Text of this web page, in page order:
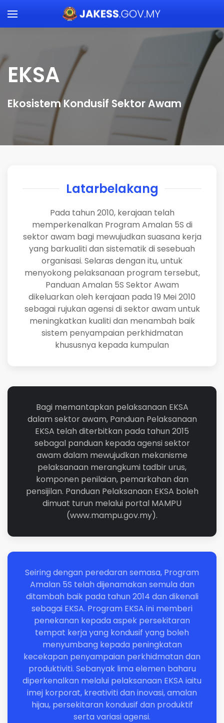
Skip to main content
EKSA
Ekosistem Kondusif Sektor Awam
Latarbelakang
Pada tahun 2010, kerajaan telah
memperkenalkan Program Amalan 5S di
sektor awam bagi mewujudkan suasana kerja
yang barkualiti dan sistematik di sesebuah
organisasi. Selaras dengan itu, untuk
menyokong pelaksanaan program tersebut,
Panduan Amalan 5S Sektor Awam
dikeluarkan oleh kerajaan pada 19 Mei 2010
sebagai rujukan agensi di sektor awam untuk
meningkatkan kualiti dan menambah baik
sistem penyampaian perkhidmatan
khususnya kepada kumpulan
Bagi memantapkan pelaksanaan EKSA
dalam sektor awam, Panduan Pelaksanaan
EKSA telah diterbitkan pada tahun 2015
sebagal panduan kepada agensi sektor
awam dalam mewujudkan mekanisme
pelaksanaan merangkumi tadbir urus,
komponen penilaian, pemarkahan dan
pensijilan. Panduan Pelaksanaan EKSA boleh
dimuat turun melalui portal MAMPU
(www.mampu.gov.my).
Seiring dengan peredaran semasa, Program
Amalan 5S telah dijenamakan semula dan
ditambah baik pada tahun 2014 dan dikenali
sebagai EKSA. Program EKSA ini memberi
penekanan kepada aspek persekitaran
tempat kerja yang kondusif yang boleh
menyumbang kepada peningkatan
kecekapan penyampaian perkhidmatan dan
produktiviti. Sebanyak lima elemen baharu
diperkenalkan melalui pelaksanaan EKSA iaitu
imej korporat, kreativiti dan inovasi, amalan
hijau, persekitaran kondusif dan produktif
serta variasi agensi.